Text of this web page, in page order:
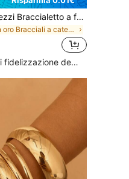
NAIZHU 1/4 pezzi Braccialetto a fascia aperto stile geometrico minimalista europeo e americano in oro, adatto per adolescenti e accessori per uso quotidiano/festa
in oro Bracciali a catena da donna
Alto livello di fidelizzazione dei clienti